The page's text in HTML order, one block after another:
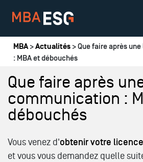
Vous êtes ici
MBA>Actualités > Que faire après
: MBA et débouchés
Que faire après
communication :
débouchés
Vous venez d'obtenir votre licence
et vous vous demandez quelle